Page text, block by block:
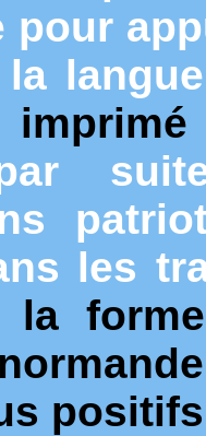
pour
langue
par
les
la